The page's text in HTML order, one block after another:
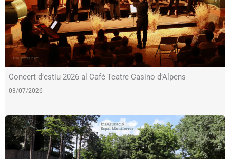
Concert d’estiu 2026 al Cafè Teatre Casino d’Alpens
03/07/2026